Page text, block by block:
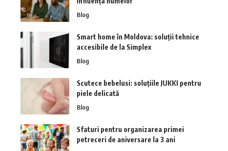
Blog
Smart home în Moldova: soluții tehnice
accesibile de la Simplex
Blog
Scutece bebelusi: soluțiile JUKKI pentru
piele delicată
Blog
Sfaturi pentru organizarea primei
petreceri de aniversare la 3 ani